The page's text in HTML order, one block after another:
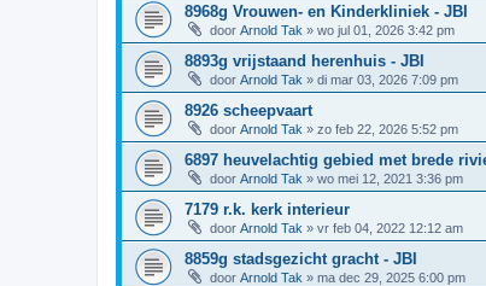
8968g Vrouwen- en Kinderkliniek - JBI
door Arnold Tak » wo jul 01, 2026 3:42 pm
8893g vrijstaand herenhuis - JBI
door Arnold Tak » di mar 03, 2026 7:09 pm
8926 scheepvaart
door Arnold Tak » zo feb 22, 2026 5:52 pm
6897 heuvelachtig gebied met brede
door Arnold Tak » wo mei 12, 2021 3:36 pm
7179 r.k. kerk interieur
door Arnold Tak » vr feb 04, 2022 12:12 am
8859g stadsgezicht gracht - JBI
door Arnold Tak » ma dec 29, 2025 6:00 pm